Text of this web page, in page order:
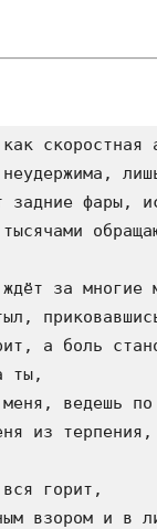
скоростная
задние фары,
за многие
а боль
ты,
меня, ведешь
из
горит,
взором и в